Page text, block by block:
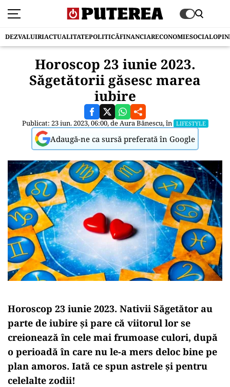
DEZVALUIRIACTUALITATEPOLITICĂFINANCIARECONOMIESOCIAL
Horoscop 23 iunie 2023.
Săgetătorii găsesc marea
iubire
Publicat: 23 iun. 2023, 06:00, deAura Bănescu, în LIFESTYLE
Adaugă-ne ca sursă preferată în Google
Horoscop 23 iunie 2023. Nativii Săgetător au
parte de iubire și pare că viitorul lor se
creionează în cele mai frumoase culori, după
o perioadă în care nu le-a mers deloc bine pe
plan amoros. Iată ce spun astrele și pentru
celelalte zodii!